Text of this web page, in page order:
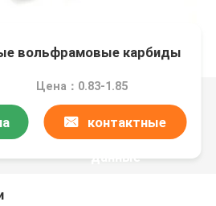
вольфрамовые карбиды
Цена：0.83-1.85
контактные
данные